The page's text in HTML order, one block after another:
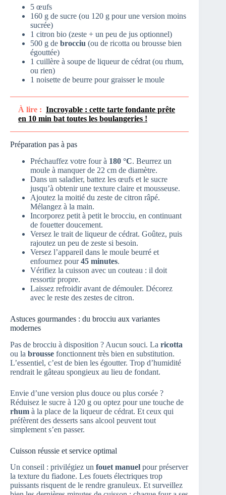
5 œufs
160 g de sucre (ou 120 g pour une version moins
sucrée)
1 citron bio (zeste + un peu de jus optionnel)
500 g de brocciu (ou de ricotta ou brousse bien
égouttée)
1 cuillère à soupe de liqueur de cédrat (ou rhum,
ou rien)
1 noisette de beurre pour graisser le moule
À lire : Incroyable : cette tarte fondante prête
en 10 min bat toutes les boulangeries !
Préparation pas à pas
Préchauffez votre four à 180 °C. Beurrez un
moule à manquer de 22 cm de diamètre.
Dans un saladier, battez les œufs et le sucre
jusqu’à obtenir une texture claire et mousseuse.
Ajoutez la moitié du zeste de citron râpé.
Mélangez à la main.
Incorporez petit à petit le brocciu, en continuant
de fouetter doucement.
Versez le trait de liqueur de cédrat. Goûtez, puis
rajoutez un peu de zeste si besoin.
Versez l’appareil dans le moule beurré et
enfournez pour45 minutes.
Vérifiez la cuisson avec un couteau : il doit
ressortir propre.
Laissez refroidir avant de démouler. Décorez
avec le reste des zestes de citron.
Astuces gourmandes : du brocciu aux variantes
modernes
Pas de brocciu à disposition ? Aucun souci. La ricotta
ou la brousse fonctionnent très bien en substitution.
L’essentiel, c’est de bien les égoutter. Trop d’humidité
rendrait le gâteau spongieux au lieu de fondant.
Envie d’une version plus douce ou plus corsée ?
Réduisez le sucre à 120 g ou optez pour une touche de
rhum à la place de la liqueur de cédrat. Et ceux qui
préfèrent des desserts sans alcool peuvent tout
simplement s’en passer.
Cuisson réussie et service optimal
Un conseil : privilégiez un fouet manuel pour préserver
la texture du fiadone. Les fouets électriques trop
puissants risquent de le rendre granuleux. Et surveillez